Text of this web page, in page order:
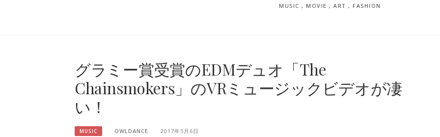
MUSIC , MOVIE , ART , FASHION
グラミー賞受賞のEDMデュオ「The
Chainsmokers」のVRミュージックビデオが凄
い！
MUSIC OWLDANCE 2017年5月6日